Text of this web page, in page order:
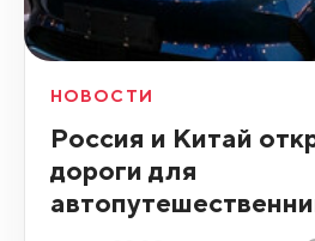
НОВОСТИ
Россия и Китай
дороги для